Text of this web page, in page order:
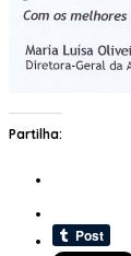
Partilha: